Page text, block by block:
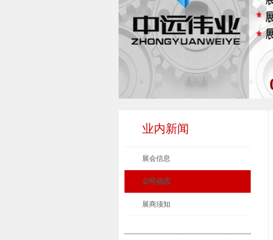
业内新闻
展会信息
公司动态
展商须知